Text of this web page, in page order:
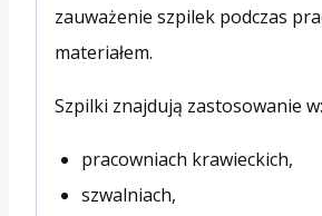
zauważenie szpilek podczas
materiałem.
Szpilki znajdują zastosowanie w:
pracowniach krawieckich,
szwalniach,